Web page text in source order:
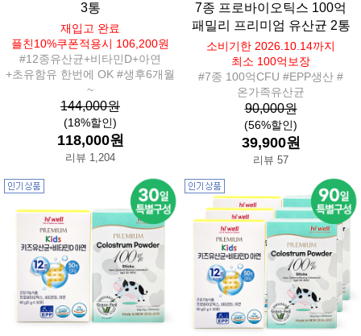
3통
재입고 완료
플친10%쿠폰적용시 106,200원
#12종유산균+비타민D+아연
+초유함유 한번에 OK #생후6개월
~
144,000원
(18%할인)
118,000원
리뷰 1,204
7종 프로바이오틱스 100억
패밀리 프리미엄 유산균 2통
소비기한 2026.10.14까지
최소 100억보장
#7종 100억CFU #EPP생산 #
온가족유산균
90,000원
(56%할인)
39,900원
리뷰 57